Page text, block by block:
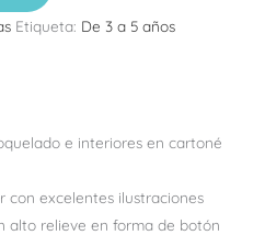
Etiqueta: De 3 a 5 años
e interiores en cartoné
con excelentes ilustraciones
alto relieve en forma de botón